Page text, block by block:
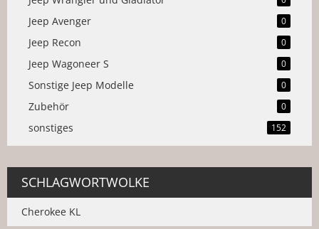
Jeep Avenger 0
Jeep Recon 0
Jeep Wagoneer S 0
Sonstige Jeep Modelle 0
Zubehör 0
sonstiges 152
SCHLAGWORTWOLKE
Cherokee KL